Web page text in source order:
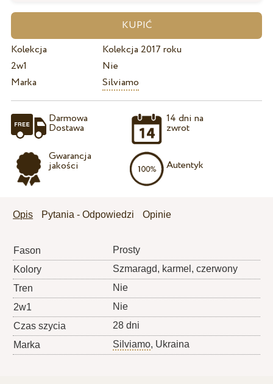
Kolekcja
Kolekcja 2017 roku
2w1
Nie
Marka
Silviamo
Darmowa
Dostawa
Gwarancja
jakości
14 dni na
zwrot
Autentyk
Opis Pytania - Odpowiedzi Opinie
Fason
Prosty
Kolory
Szmaragd, karmel, czerwony
Tren
Nie
2w1
Nie
Czas szycia
28 dni
Marka
Silviamo, Ukraina